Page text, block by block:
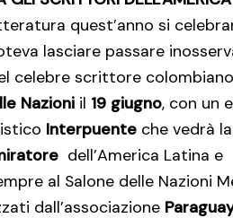
quest’anno si
lasciare passare
celebre scrittore colombiano
Nazioni il 19 giugno, con un
Interpuente che vedrà la
dell’America Latina e
al Salone delle Nazioni
dall’associazione